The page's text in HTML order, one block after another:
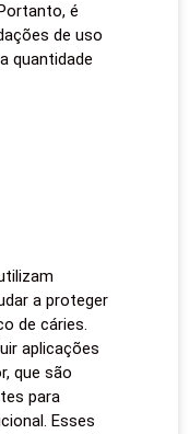
é
de uso
quantidade
a proteger
de cáries.
aplicações
que são
para
Esses